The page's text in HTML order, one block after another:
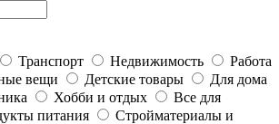
Транспорт Недвижимость
Работа
вещи Детские товары
Для дома
Хобби и отдых
Все для
питания
Стройматериалы и